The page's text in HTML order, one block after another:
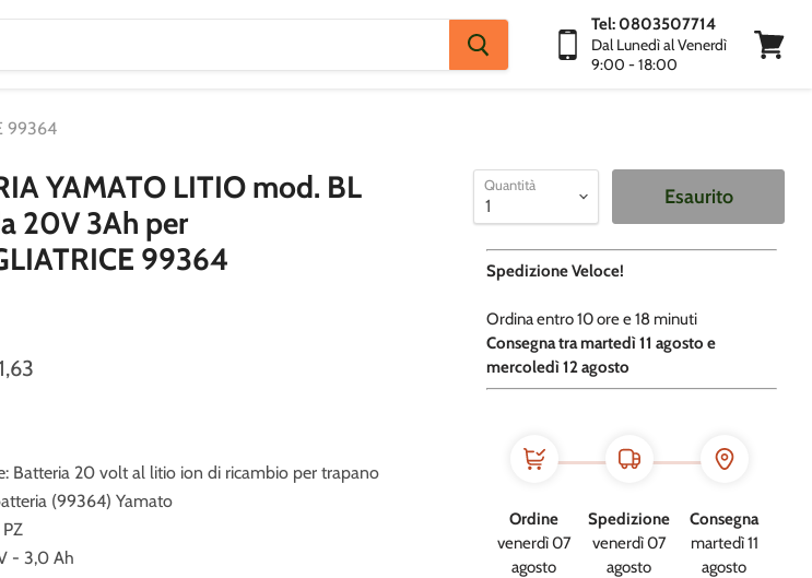
Tel: 0803507714
Dal Lunedì al Venerdì
9:00 - 18:00
99364
YAMATO LITIO mod. BL
20V 3Ah per
99364
Batteria 20 volt al litio ion di ricambio per trapano
(99364) Yamato
- 3,0 Ah
Quantità Esaurito
Spedizione Veloce!
Ordina entro10 ore e18 minuti
​Consegna tra martedì 11 agosto e
mercoledì 12 agosto
Ordine
venerdì 07
agosto
Spedizione
venerdì 07
agosto
Consegna
martedì 11
agosto